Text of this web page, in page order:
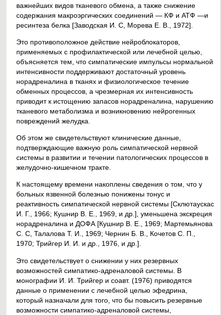
важнейших видов тканевого обмена, а также снижение
содержания макроэргических соединений — КФ и АТФ —и
ресинтеза белка [Заводская И. С, Морева Е. В., 1972].
Это противоположное действие нейроблокаторов,
применяемых с профилактической или лечебной целью,
объясняется тем, что симпатические импульсы нормальной
интенсивности поддерживают достаточный уровень
норадреналина в тканях и физиологическое течение
обменных процессов, а чрезмерная их интенсивность
приводит к истощению запасов норадреналина, нарушению
тканевого метаболизма и возникновению нейрогенных
повреждений желудка.
Об этом же свидетельствуют клинические данные,
подтверждающие важную роль симпатической нервной
системы в развитии и течении патологических процессов в
желудочно-кишечном тракте.
К настоящему времени накоплены сведения о том, что у
больных язвенной болезнью понижены тонус и
реактивность симпатической нервной системы [Склютаускас
И. Г., 1966; Кушнир В. Е., 1969, и др.], уменьшена экскреция
норадреналина и ДОФА [Кушнир В. Е., 1969; Мартемьянова
С. С, Талалова Т. И., 1969; Чернин Б. В., Кочетов С. П.,
1970; Трийгер И. И. и др., 1976, и др.].
Это свидетельствует о снижении у них резервных
возможностей симпатико-адреналовой системы. В
монографии И. И. Трийгер и соавт. (1976) приводятся
данные о применении с лечебной целью эфедрина,
который назначали для того, что бы повысить резервные
возможности симпатико-адреналовой системы,